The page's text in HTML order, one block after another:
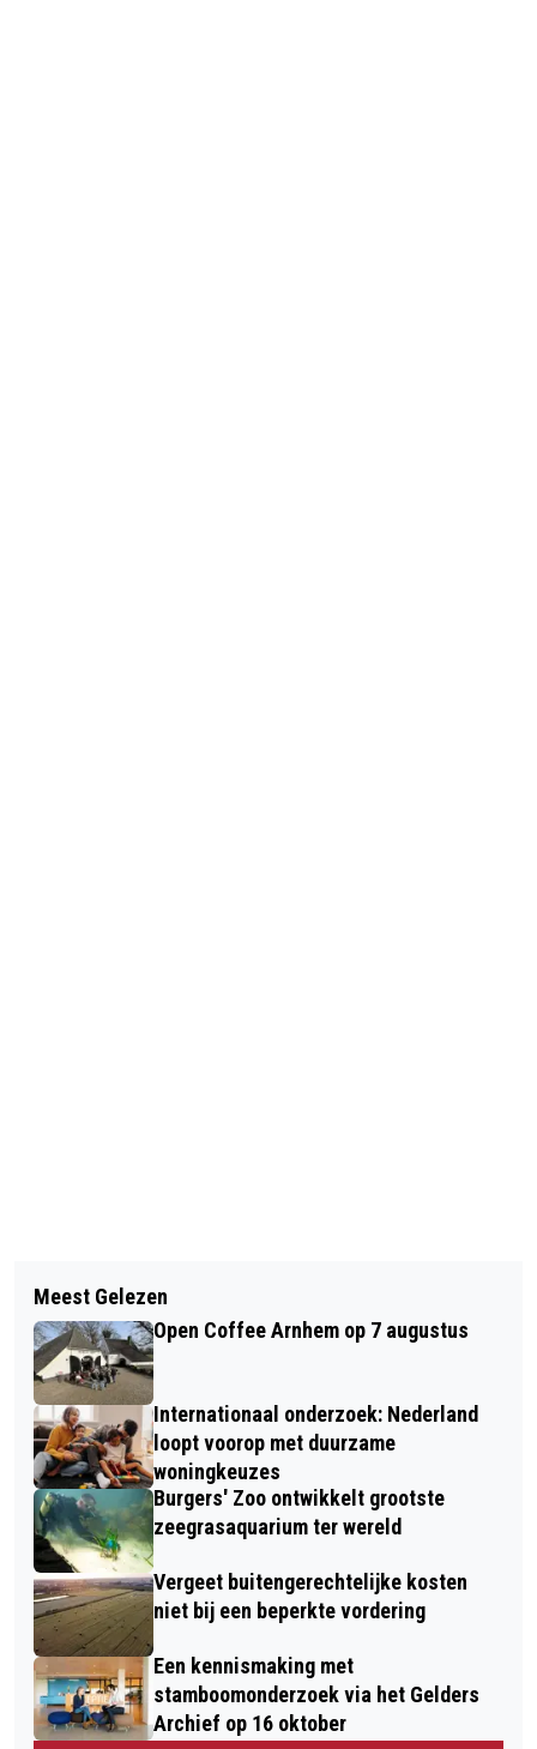
CROWDFUNDING VOOR GROENE
BUURTTUIN VAN START
HANDEL IN HARDDRUGS:
BURGEMEESTER MARCOUCH SLUIT
KAMER IN PAND AAN
SPIJKERSTRAAT
Meest Gelezen
Open Coffee Arnhem op 7 augustus
Internationaal onderzoek: Nederland
loopt voorop met duurzame
woningkeuzes
Burgers' Zoo ontwikkelt grootste
zeegrasaquarium ter wereld
Vergeet buitengerechtelijke kosten
niet bij een beperkte vordering
Een kennismaking met
stamboomonderzoek via het Gelders
Archief op 16 oktober